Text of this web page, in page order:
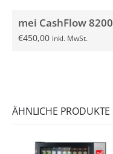
€450,00 inkl. MwSt.
ÄHNLICHE PRODUKTE